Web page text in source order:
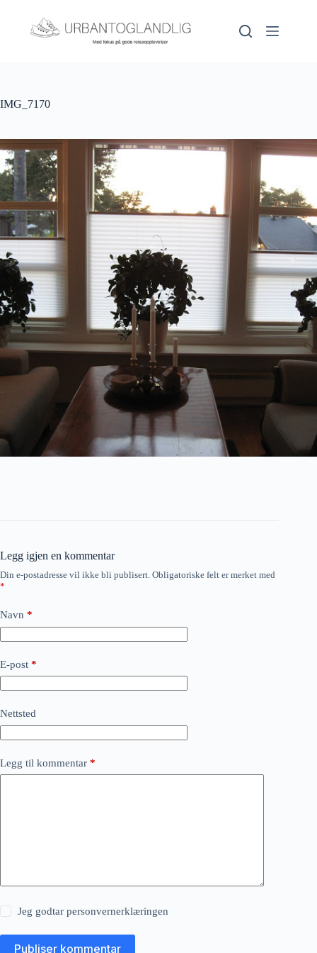
innholdet
IMG_7170
Legg igjen en kommentar
Din e-postadresse vil ikke bli publisert. Obligatoriske felt er merket med
*
Navn *
E-post *
Nettsted
Legg til kommentar *
Jeg godtarpersonvernerklæringen
Publiser kommentar